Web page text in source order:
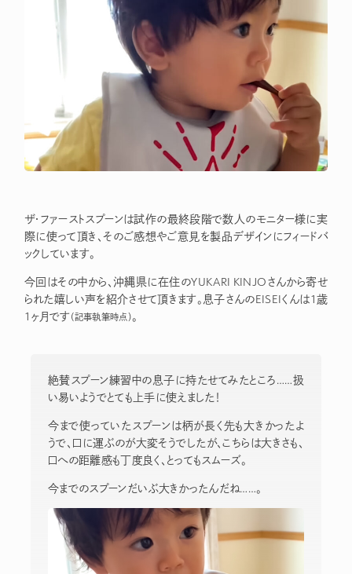
ザ・ファーストスプーンは試作の最終段階で数人のモニター様に実
際に使って頂き、そのご感想やご意見を製品デザインにフィードバ
ックしています。
今回はその中から、沖縄県に在住のYUKARI KINJOさんから寄せ
られた嬉しい声を紹介させて頂きます。息子さんのEISEIくんは1歳
1ヶ月です （記事執筆時点）。
絶賛スプーン練習中の息子に持たせてみたところ……扱
い易いようでとても上手に使えました！
今まで使っていたスプーンは柄が長く先も大きかったよ
うで、口に運ぶのが大変そうでしたが、こちらは大きさも、
口への距離感も丁度良く、とってもスムーズ。
今までのスプーンだいぶ大きかったんだね……。